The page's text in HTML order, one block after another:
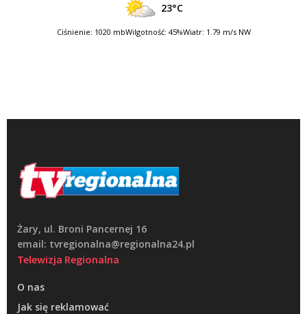
23°C
Ciśnienie: 1020 mbWilgotność: 45%Wiatr: 1.79 m/s NW
Żary, ul. Broni Pancernej 16
email: tvregionalna@regionalna24.pl
Telewizja Regionalna
O nas
Jak się reklamować